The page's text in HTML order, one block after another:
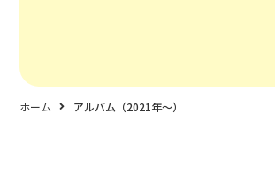
ホーム アルバム（2021年〜）